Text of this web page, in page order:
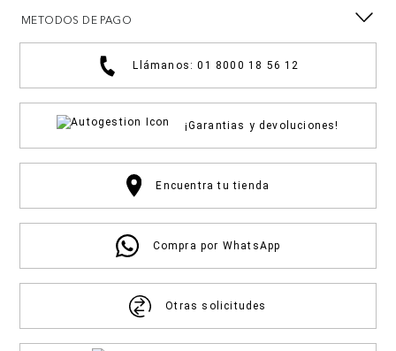
METODOS DE PAGO
Llámanos: 01 8000 18 56 12
¡Garantias y devoluciones!
Encuentra tu tienda
Compra por WhatsApp
Otras solicitudes